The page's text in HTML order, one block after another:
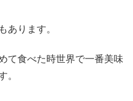
あります。
て食べた時世界で一番美味
。